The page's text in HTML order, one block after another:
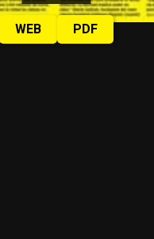
WEB PDF